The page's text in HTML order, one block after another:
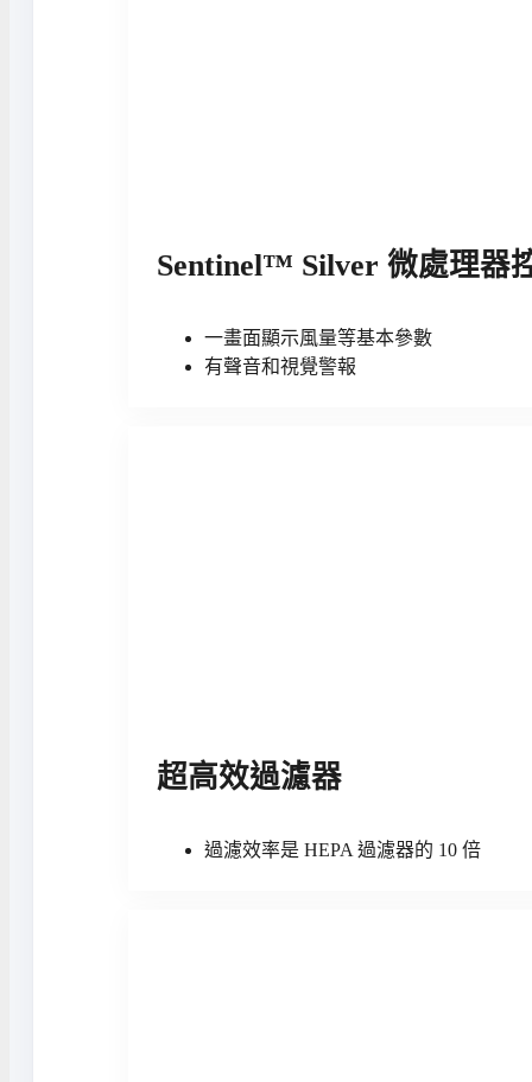
Sentinel™ Silver 微處理器
一畫面顯示風量等基本參數
有聲音和視覺警報
超高效過濾器
過濾效率是 HEPA 過濾器的 10 倍